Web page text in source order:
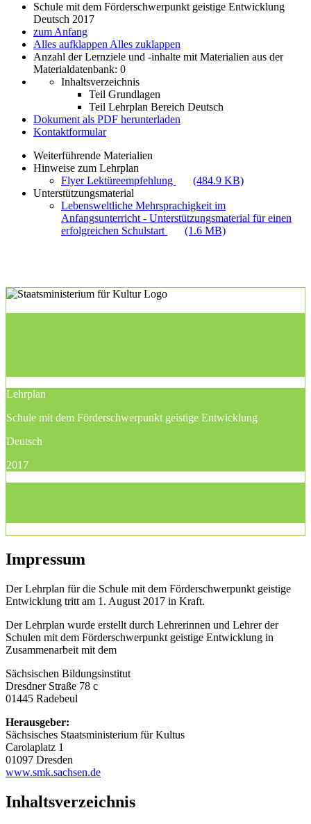
Schule mit dem Förderschwerpunkt geistige Entwicklung
Deutsch 2017
zum Anfang
Alles aufklappen Alles zuklappen
Anzahl der Lernziele und -inhalte mit Materialien aus der
Materialdatenbank: 0
Inhaltsverzeichnis
Teil Grundlagen
Teil Lehrplan Bereich Deutsch
Dokument als PDF herunterladen
Kontaktformular
Weiterführende Materialien
Hinweise zum Lehrplan
Flyer Lektüreempfehlung
(484.9 KB)
Unterstützungsmaterial
Lebensweltliche Mehrsprachigkeit im
Anfangsunterricht - Unterstützungsmaterial für einen
erfolgreichen Schulstart
(1.6 MB)
Lehrplan
Schule mit dem Förderschwerpunkt geistige Entwicklung
Deutsch
2017
Impressum
Der Lehrplan für die Schule mit dem Förderschwerpunkt geistige
Entwicklung tritt am 1. August 2017 in Kraft.
Der Lehrplan wurde erstellt durch Lehrerinnen und Lehrer der
Schulen mit dem Förderschwerpunkt geistige Entwicklung in
Zusammenarbeit mit dem
Sächsischen Bildungsinstitut
Dresdner Straße 78 c
01445 Radebeul
Herausgeber:
Sächsisches Staatsministerium für Kultus
Carolaplatz 1
01097 Dresden
www.smk.sachsen.de
Inhaltsverzeichnis